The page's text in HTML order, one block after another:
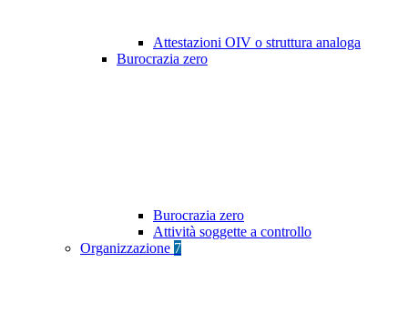
Attestazioni OIV o struttura analoga
Burocrazia zero
Burocrazia zero
Attività soggette a controllo
Organizzazione 7